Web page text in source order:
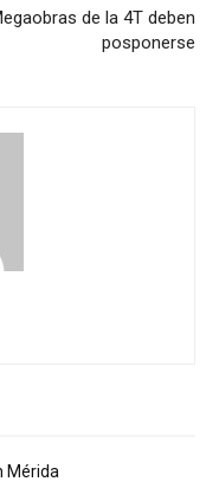
de la 4T deben
posponerse
Mérida